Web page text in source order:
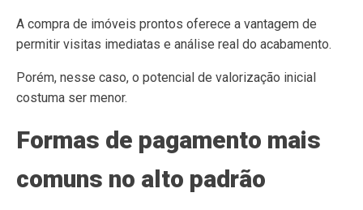
A compra de imóveis prontos oferece a vantagem de
permitir visitas imediatas e análise real do acabamento.
Porém, nesse caso, o potencial de valorização inicial
costuma ser menor.
Formas de pagamento mais
comuns no alto padrão